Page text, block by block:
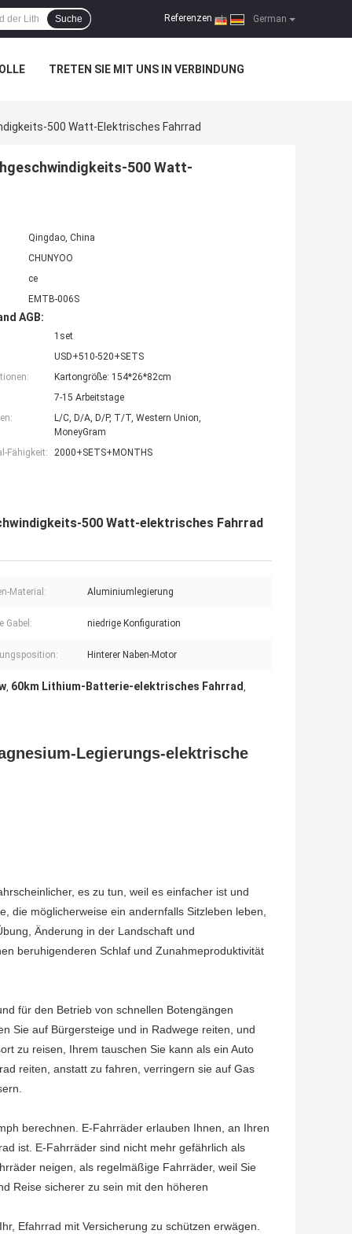
German
Referenzen |
Suche
TRETEN SIE MIT UNS IN VERBINDUNG
500 Watt-Elektrisches Fahrrad
500 Watt-
Qingdao, China
CHUNYOO
ce
EMTB-006S
AGB:
1set
USD+510-520+SETS
Kartongröße: 154*26*82cm
7-15 Arbeitstage
L/C, D/A, D/P, T/T, Western Union,
MoneyGram
Fähigkeit:
2000+SETS+MONTHS
500 Watt-elektrisches Fahrrad
Material: Aluminiumlegierung
Gabel: niedrige Konfiguration
Hinterer Naben-Motor
, 60km Lithium-Batterie-elektrisches Fahrrad,
Legierungs-elektrische
es zu tun, weil es einfacher ist und
die möglicherweise ein andernfalls Sitzleben leben,
Änderung in der Landschaft und
beruhigenderen Schlaf und Zunahmeproduktivität
für den Betrieb von schnellen Botengängen
Sie auf Bürgersteige und in Radwege reiten, und
zu reisen, Ihrem tauschen Sie kann als ein Auto
reiten, anstatt zu fahren, verringern sie auf Gas
berechnen. E-Fahrräder erlauben Ihnen, an Ihren
ist. E-Fahrräder sind nicht mehr gefährlich als
neigen, als regelmäßige Fahrräder, weil Sie
Reise sicherer zu sein mit den höheren
Efahrrad mit Versicherung zu schützen erwägen.